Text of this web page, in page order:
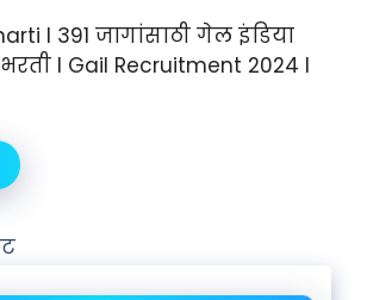
I 391 जागांसाठी गेल इंडिया
I Gail Recruitment 2024 I